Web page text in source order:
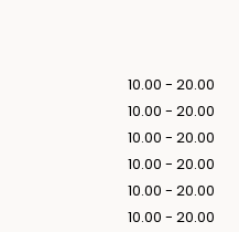
10.00 - 20.00
10.00 - 20.00
10.00 - 20.00
10.00 - 20.00
10.00 - 20.00
10.00 - 20.00